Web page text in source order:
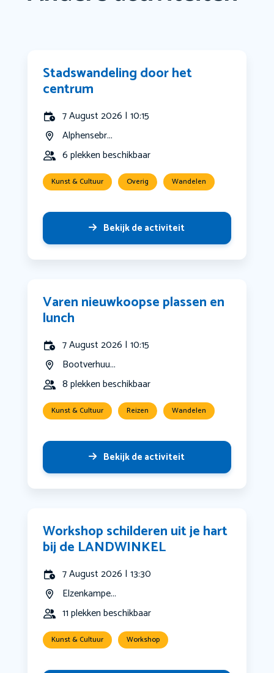
Stadswandeling door het
centrum
7 August 2026 | 10:15
Alphensebr...
6 plekken beschikbaar
Kunst & Cultuur Overig Wandelen
Bekijk de activiteit
Varen nieuwkoopse plassen en
lunch
7 August 2026 | 10:15
Bootverhuu...
8 plekken beschikbaar
Kunst & Cultuur Reizen Wandelen
Bekijk de activiteit
Workshop schilderen uit je hart
bij de LANDWINKEL
7 August 2026 | 13:30
Elzenkampe...
11 plekken beschikbaar
Kunst & Cultuur Workshop